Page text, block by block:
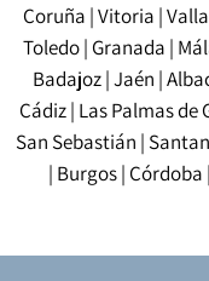
Coruña |Vitoria |
Toledo| Granada |
Badajoz|Jaén |
Cádiz| Las Palmas de
San Sebastián |
| Burgos| Córdoba |